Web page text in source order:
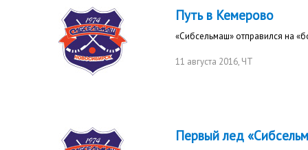
Путь в Кемерово
«Сибсельмаш» отправился на
11 августа 2016, ЧТ
Первый лед